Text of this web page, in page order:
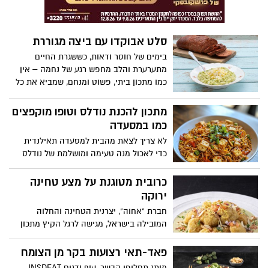
ומחזק. שיעורי ההשמנה בילדים ממשיכים
לעלות ברחבי העולם והמשפחה המודרנית
לא רק ירקות ודגנים, אלא גם קשרים, ערכים
וזיכרונות בלתי נשכחים.
סלט אבוקדו עם ביצה מגוררת
בימים של חוסר ודאות, כששגרת החיים
מתערערת והלב מחפש רגע של נחמה – אין
כמו מתכון ביתי, פשוט ומנחם, שמביא את כל
&quot;חקלאי גרנות&quot;, מגדלת ומשווקת
האבוקדו ופירות ההדר הגדולה בישראל,
מגישה מתכון לסלט קרמי, עשיר בטעמים, עם
טוויסט: סלט אבוקדו עם ביצה מגוררת. הסלט
קל להכנה, מתאים כארוחת בוקר מושלמת או
כממרח מפנק לצד לחם טוב, כי גם בזמנים של
אי שקט, מגיע לכולנו רגע של טעם טוב.
מתכון להכנת נודלס וטופו מוקפצים
כמו במסעדה
לא צריך לצאת מהבית למסעדה תאילנדית
כדי לאכול מנה טעימה ומושלמת של נודלס
וטופו מוקפצים. המותג הקולינרי 'מאסטר שף'
, חולק מתכון קל, מהיר להכנה וטעים במיוחד
של להכנה בבית. מתכון להכנת נודלס וטופו
מוקפצים:
כרובית מטוגנת על מצע טחינה
ירוקה
חברת "אחוה", יצרנית הטחינה והחלוה
המובילה בישראל, מגישה לרגל הקיץ מתכון
למנה טעימה ויפיפייה, כמו במסעדות: כרובית
מטוגנת על מצע טחינה ירוקה. פרחי כרובית
פאד-תאי רצועות בקר מן הצומח